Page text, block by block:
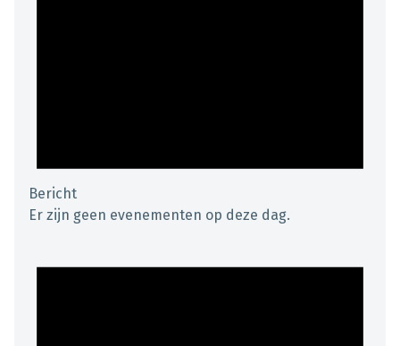
Bericht
Er zijn geen evenementen op deze dag.